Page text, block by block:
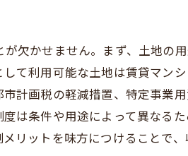
欠かせません。まず、土地の
て利用可能な土地は賃貸マン
計画税の軽減措置、特定事業
は条件や用途によって異なる
リットを味方につけることで